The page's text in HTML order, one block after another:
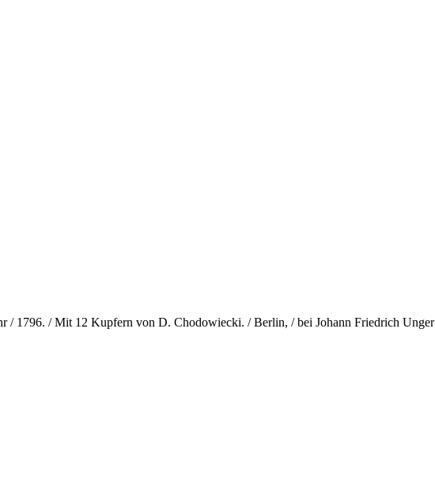
/ 1796. / Mit 12 Kupfern von D. Chodowiecki. / Berlin, / bei Johann Friedrich Unger